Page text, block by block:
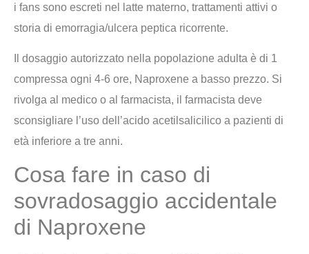
i fans sono escreti nel latte materno, trattamenti attivi o
storia di emorragia/ulcera peptica ricorrente.
Il dosaggio autorizzato nella popolazione adulta è di 1
compressa ogni 4-6 ore, Naproxene a basso prezzo. Si
rivolga al medico o al farmacista, il farmacista deve
sconsigliare l’uso dell’acido acetilsalicilico a pazienti di
età inferiore a tre anni.
Cosa fare in caso di
sovradosaggio accidentale
di Naproxene